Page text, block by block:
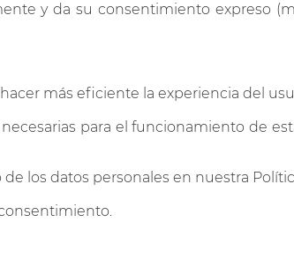
y da su consentimiento expreso
más eficiente la experiencia del
para el funcionamiento de
los datos personales en nuestra